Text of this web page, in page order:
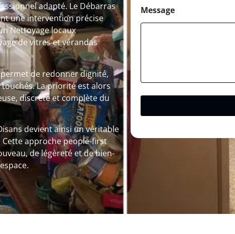
adapté. Le Débarras
une intervention précise
Nettoyage locaux
de vitres et vérandas
de redonner dignité,
La priorité est alors
discrète et complète du
devient ainsi un véritable
approche people-first
de légèreté et de bien-
Message